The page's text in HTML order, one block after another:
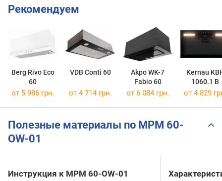
Рекомендуем
Berg Rivo Eco
60
VDB Conti 60
Akpo WK-7
Fabio 60
Kernau
1060.1 B
от 5 986 грн. от 4 714 грн. от 6 084 грн. от 4 829
Полезные материалы по MPM 60-
OW-01
Инструкция к MPM 60-OW-01